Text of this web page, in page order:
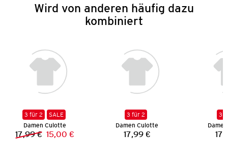
Wird von anderen häufig dazu
kombiniert
3 für 2
SALE
Damen Culotte
Vorheriger Preis:
17,99 € Neuer Preis:
15,00 €
3 für 2
Damen Culotte
Preis:
17,99 €
3